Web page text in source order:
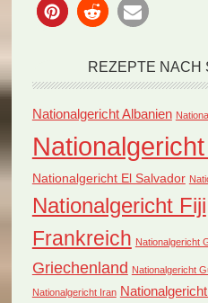
REZEPTE NACH
Nationalgericht Albanien
Nationalgericht El Salvador
Nationalgericht Fiji
Frankreich Nationalgericht
Griechenland Nationalgericht
Nationalgericht Iran